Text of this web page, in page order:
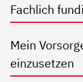
Fachlich
Mein
einzusetzen